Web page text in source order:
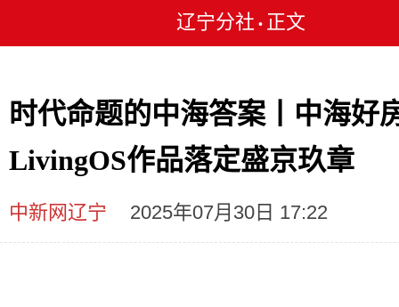
辽宁分社 • 正文
时代命题的中海答案丨中海好
LivingOS作品落定盛京玖章
中新网辽宁 2025年07月30日 17:22